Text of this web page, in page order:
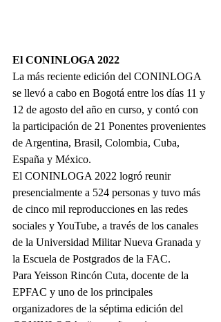
El CONINLOGA 2022
La más reciente edición del CONINLOGA
se llevó a cabo en Bogotá entre los días 11 y
12 de agosto del año en curso, y contó con
la participación de 21 Ponentes provenientes
de Argentina, Brasil, Colombia, Cuba,
España y México.
El CONINLOGA 2022 logró reunir
presencialmente a 524 personas y tuvo más
de cinco mil reproducciones en las redes
sociales y YouTube, a través de los canales
de la Universidad Militar Nueva Granada y
la Escuela de Postgrados de la FAC.
Para Yeisson Rincón Cuta, docente de la
EPFAC y uno de los principales
organizadores de la séptima edición del